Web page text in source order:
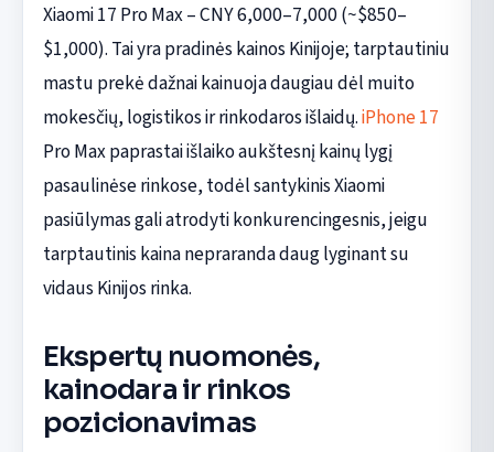
Xiaomi 17 Pro Max – CNY 6,000–7,000 (~$850–
$1,000). Tai yra pradinės kainos Kinijoje; tarptautiniu
mastu prekė dažnai kainuoja daugiau dėl muito
mokesčių, logistikos ir rinkodaros išlaidų.iPhone 17
Pro Max paprastai išlaiko aukštesnį kainų lygį
pasaulinėse rinkose, todėl santykinis Xiaomi
pasiūlymas gali atrodyti konkurencingesnis, jeigu
tarptautinis kaina nepraranda daug lyginant su
vidaus Kinijos rinka.
Ekspertų nuomonės,
kainodara ir rinkos
pozicionavimas